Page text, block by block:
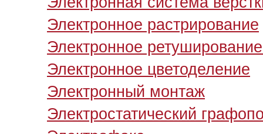
Электронное растрирование
Электронное
Электронное цветоделение
Электронный монтаж
Электростатический